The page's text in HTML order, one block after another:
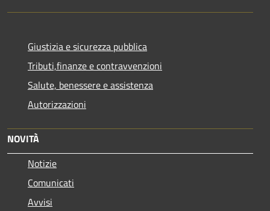
Giustizia e sicurezza pubblica
Tributi,finanze e contravvenzioni
Salute, benessere e assistenza
Autorizzazioni
NOVITÀ
Notizie
Comunicati
Avvisi